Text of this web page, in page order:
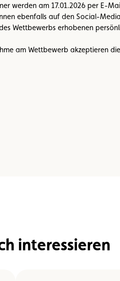
werden am 17.01.2026 per E-
ebenfalls auf den Social-
Wettbewerbs erhobenen
am Wettbewerb akzeptieren
interessieren